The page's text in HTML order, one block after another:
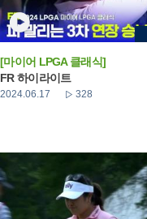
[마이어 LPGA 클래식]
FR 하이라이트
2024.06.17 328